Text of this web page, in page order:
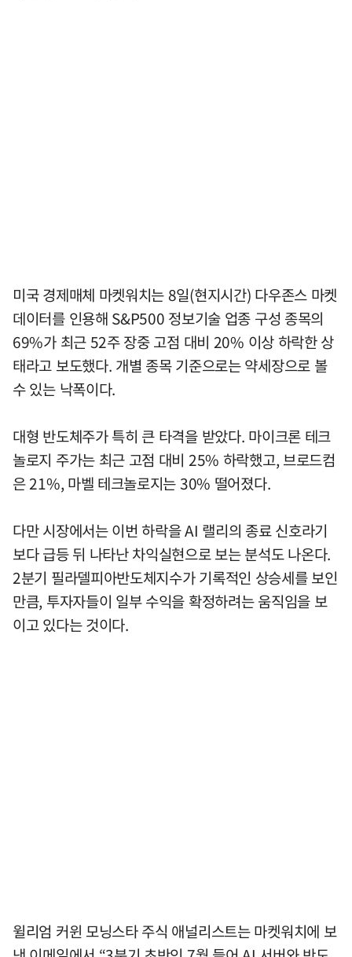
미국 경제매체 마켓워치는 8일(현지시간) 다우존스 마켓
데이터를 인용해 S&P500 정보기술 업종 구성 종목의
69%가 최근 52주 장중 고점 대비 20% 이상 하락한 상
태라고 보도했다. 개별 종목 기준으로는 약세장으로 볼
수 있는 낙폭이다.
대형 반도체주가 특히 큰 타격을 받았다. 마이크론 테크
놀로지 주가는 최근 고점 대비 25% 하락했고, 브로드컴
은 21%, 마벨 테크놀로지는 30% 떨어졌다.
다만 시장에서는 이번 하락을 AI 랠리의 종료 신호라기
보다 급등 뒤 나타난 차익실현으로 보는 분석도 나온다.
2분기 필라델피아반도체지수가 기록적인 상승세를 보인
만큼, 투자자들이 일부 수익을 확정하려는 움직임을 보
이고 있다는 것이다.
윌리엄 커윈 모닝스타 주식 애널리스트는 마켓워치에 보